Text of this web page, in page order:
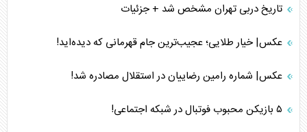
تاریخ دربی تهران مشخص شد + جزئیات
عکس| خیار طلایی؛ عجیب‌ترین جام قهرمانی که دیده‌اید!
عکس| شماره رامین رضاییان در استقلال مصادره شد!